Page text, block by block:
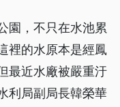
園，不只在水池累
裡的水原本是經鳳
最近水廠被嚴重汙
利局副局長韓榮華